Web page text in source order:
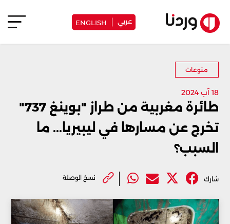
عربي ENGLISH
منوعات
18 آب 2024
طائرة مغربية من طراز "بوينغ 737"
تخرج عن مسارها في ليبيريا... ما
السبب؟
شارك نسخ الوصلة